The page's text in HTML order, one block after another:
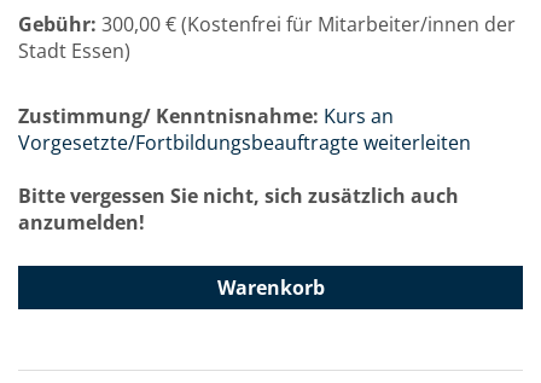
Gebühr: 300,00 € (Kostenfrei für Mitarbeiter/innen der
Stadt Essen)
Zustimmung/ Kenntnisnahme: Kurs an
Vorgesetzte/Fortbildungsbeauftragte weiterleiten
Bitte vergessen Sie nicht, sich zusätzlich auch
anzumelden!
Warenkorb